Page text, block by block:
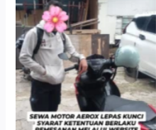
Cabang Jakarta Barat